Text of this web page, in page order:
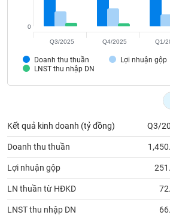
Doanh thu thuần
Lợi nhuận gộp
LNST thu nhập DN
0
Q3/2025 Q4/2025 Q1/
Kết quả kinh doanh (tỷ đồng) Q3/
Doanh thu thuần
Lợi nhuận gộp
LN thuần từ HĐKD
LNST thu nhập DN
Bài
viết
của
tác
cáo
phân
tích
(-)